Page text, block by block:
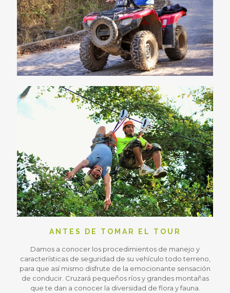
ANTES DE TOMAR EL TOUR
Damos a conocer los procedimientos de manejo y
características de seguridad de su vehículo todo terreno,
para que así mismo disfrute de la emocionante sensación
de conducir. Cruzará pequeños ríos y grandes montañas
que te dan a conocer la diversidad de flora y fauna.